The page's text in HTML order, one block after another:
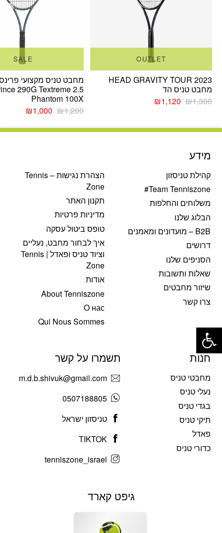
OUTLET
HEAD GRAVITY TOUR 2023
מחבט טניס הד
₪1,300
המחיר
₪1,300.
₪1,120
המחיר
₪1,120.
SALE
מחבט טניס מקצועי
290G Textreme 2.5
Phantom 100X
₪1,200
המחיר
היה:
₪1,000
המחיר
הוא:
מידע
קהילת טניסזון
Team Tenniszone#
משלוחים והחלפות
הבלוג שלנו
B2B – מועדונים ומאמנים
דרושים
הסניפים שלנו
שאלות ותשובות
שיזור מחבטים
צרו קשר
הצהרת נגישות – Tennis
Zone
תקנון האתר
מדיניות פרטיות
טופס ביטול עסקה
איך לבחור מחבט, נעליים
וציוד טניס ופאדל | Tennis
Zone
אודות
About Tenniszone
О нас
Qui Nous Sommes
חנות
מחבטי טניס
נעלי טניס
בגדי טניס
תיקי טניס
פאדל
כדורי טניס
תשמרו על קשר
m.d.b.shivuk@gmail.com
0507188805
טניסזון ישראל
TIKTOK
tenniszone_israel
גיפט קארד
פתח סרגל נגישות